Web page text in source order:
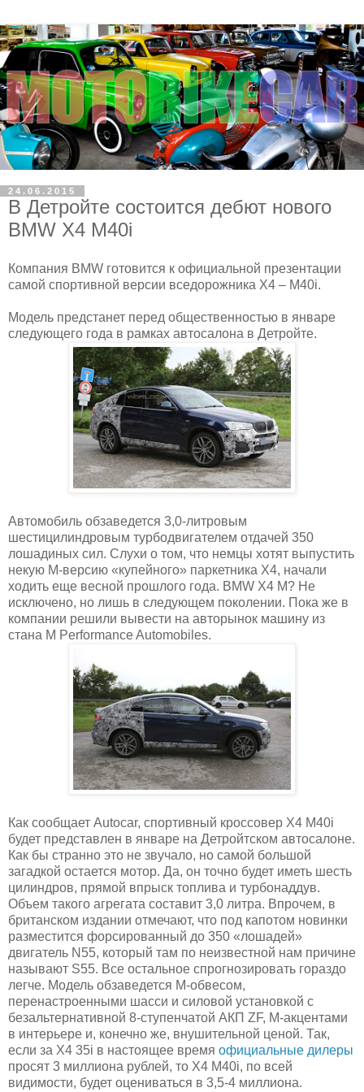
24.06.2015
В Детройте состоится дебют нового
BMW X4 M40i
Компания BMW готовится к официальной презентации
самой спортивной версии вседорожника X4 – M40i.
Модель предстанет перед общественностью в январе
следующего года в рамках автосалона в Детройте.
Автомобиль обзаведется 3,0-литровым
шестицилиндровым турбодвигателем отдачей 350
лошадиных сил. Слухи о том, что немцы хотят выпустить
некую M-версию «купейного» паркетника X4, начали
ходить еще весной прошлого года. BMW X4 M? Не
исключено, но лишь в следующем поколении. Пока же в
компании решили вывести на авторынок машину из
стана M Performance Automobiles.
Как сообщает Autocar, спортивный кроссовер X4 M40i
будет представлен в январе на Детройтском автосалоне.
Как бы странно это не звучало, но самой большой
загадкой остается мотор. Да, он точно будет иметь шесть
цилиндров, прямой впрыск топлива и турбонаддув.
Объем такого агрегата составит 3,0 литра. Впрочем, в
британском издании отмечают, что под капотом новинки
разместится форсированный до 350 «лошадей»
двигатель N55, который там по неизвестной нам причине
называют S55. Все остальное спрогнозировать гораздо
легче. Модель обзаведется М-обвесом,
перенастроенными шасси и силовой установкой с
безальтернативной 8-ступенчатой АКП ZF, М-акцентами
в интерьере и, конечно же, внушительной ценой. Так,
если за X4 35i в настоящее время официальные дилеры
просят 3 миллиона рублей, то X4 M40i, по всей
видимости, будет оцениваться в 3,5-4 миллиона.